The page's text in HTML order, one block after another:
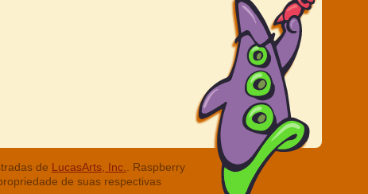
de LucasArts, Inc.
. Raspberry
de suas respectivas